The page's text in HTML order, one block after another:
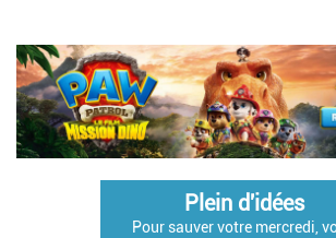
Plein d'idées
Pour sauver votre mercredi,